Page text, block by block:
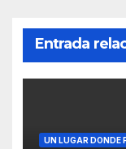
Entrada
UN LUGAR DONDE